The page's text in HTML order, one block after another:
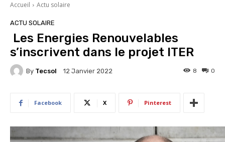
Accueil Actu solaire
ACTU SOLAIRE
Les Energies Renouvelables
s’inscrivent dans le projet ITER
By Tecsol 12 Janvier 2022 0
8
Facebook X Pinterest